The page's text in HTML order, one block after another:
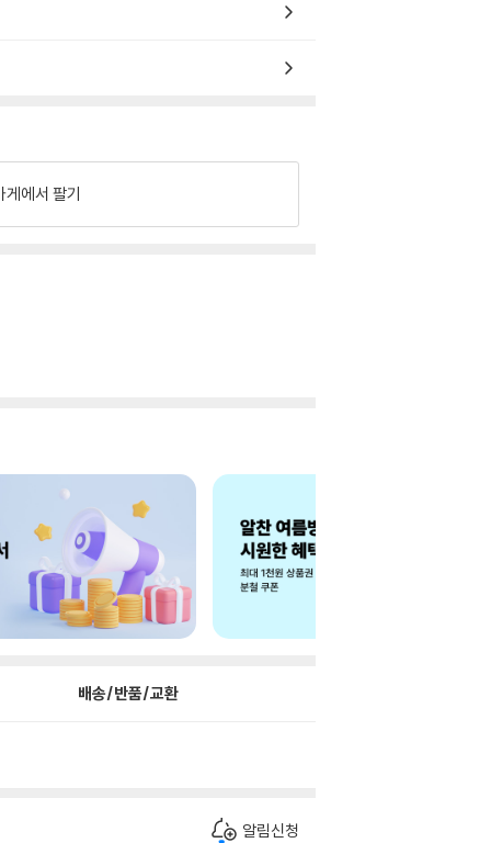
게에서 팔기
배송/반품/교환
알림신청